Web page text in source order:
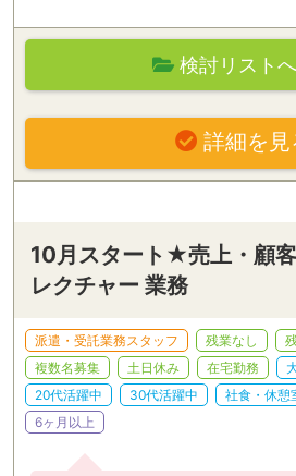
検討リスト
詳細を見
10月スタート★売上・顧
レクチャー 業務
派遣・受託業務スタッフ 残業なし
複数名募集
土日休み 在宅勤務
20代活躍中
30代活躍中 社食・休憩
6ヶ月以上